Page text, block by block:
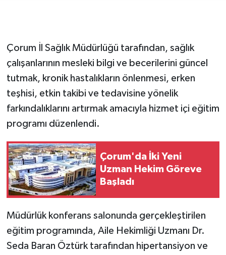
Çorum İl Sağlık Müdürlüğü tarafından, sağlık
çalışanlarının mesleki bilgi ve becerilerini güncel
tutmak, kronik hastalıkların önlenmesi, erken
teşhisi, etkin takibi ve tedavisine yönelik
farkındalıklarını artırmak amacıyla hizmet içi eğitim
programı düzenlendi.
Çorum'da İki Yeni
Uzman Hekim Göreve
Başladı
Müdürlük konferans salonunda gerçekleştirilen
eğitim programında, Aile Hekimliği Uzmanı Dr.
Seda Baran Öztürk tarafından hipertansiyon ve